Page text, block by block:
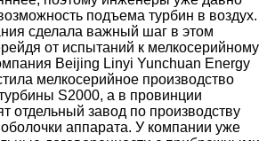
подъема турбин в воздух.
сделала важный шаг в этом
от испытаний к мелкосерийному
Beijing Linyi Yunchuan Energy
мелкосерийное производство
S2000, а в провинции
отдельный завод по производству
аппарата. У компании уже